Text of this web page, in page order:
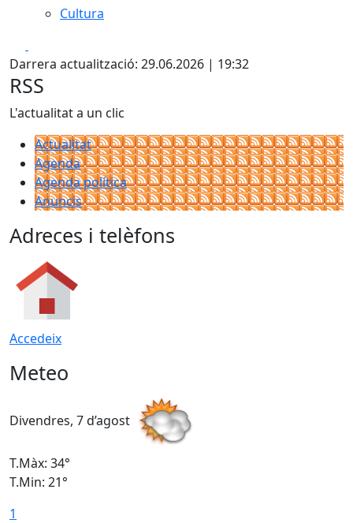
Cultura
Darrera actualització: 29.06.2026 | 19:32
RSS
L'actualitat a un clic
Actualitat
Agenda
Agenda política
Anuncis
Adreces i telèfons
Accedeix
Meteo
Divendres, 7 d’agost
T.Màx: 34°
T.Min: 21°
1